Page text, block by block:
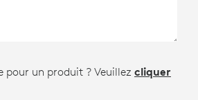
pour un produit ? Veuillez cliquer